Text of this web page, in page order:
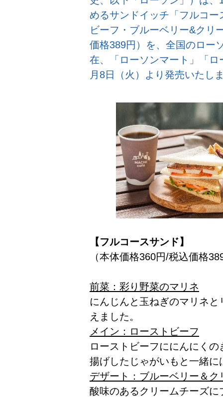
めるサンドイッチ「フルコ
ビーフ・ブルーベリー&クリ
価格389円）を、全国のロー
在、「ローソンマート」「
月8日（火）より発売いたし
【フルコースサンド】
（本体価格360円/税込価格
前菜：彩り野菜のマリネ
にんじんと玉ねぎのマリネ
えました。
メイン：ローストビーフ
ローストビーフににんにく
揚げしたじゃがいもと一緒に
デザート：ブルーベリー＆ク
酸味のあるクリームチーズ